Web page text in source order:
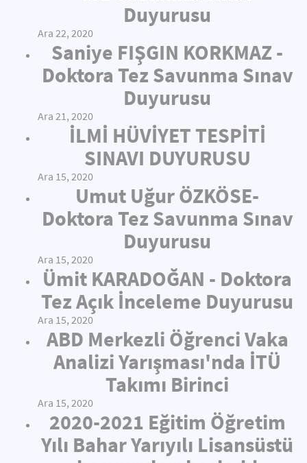
Duyurusu
Ara 22, 2020
Saniye FIŞGIN KORKMAZ -
Doktora Tez Savunma Sınav
Duyurusu
Ara 21, 2020
İLMİ HÜVİYET TESPİTİ
SINAVI DUYURUSU
Ara 15, 2020
Umut Uğur ÖZKÖSE-
Doktora Tez Savunma Sınav
Duyurusu
Ara 15, 2020
Ümit KARADOĞAN - Doktora
Tez Açık İnceleme Duyurusu
Ara 15, 2020
ABD Merkezli Öğrenci Vaka
Analizi Yarışması'nda İTÜ
Takımı Birinci
Ara 15, 2020
2020-2021 Eğitim Öğretim
Yılı Bahar Yarıyılı Lisansüstü